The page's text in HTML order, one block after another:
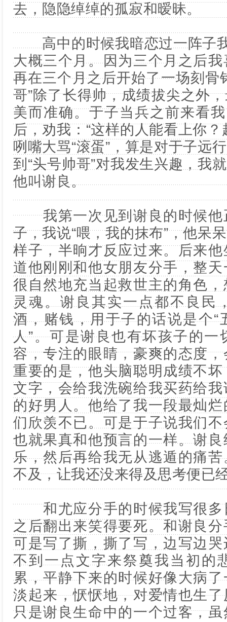
去，隐隐绰绰的孤寂和暧昧。
高中的时候我暗恋过一阵子我
大概三个月。因为三个月之后
再在三个月之后开始了一场刻骨
哥”除了长得帅，成绩拔尖之外
美而准确。于子当兵之前来看
后，劝我：“这样的人能看上你
咧嘴大骂“滚蛋”，算是对于子远
到“头号帅哥”对我发生兴趣，我
他叫谢良。
我第一次见到谢良的时候他
子，我说“喂，我的抹布”，他呆
样子，半晌才反应过来。后来
道他刚刚和他女朋友分手，整
很自然地充当起救世主的角色
灵魂。谢良其实一点都不良民
酒，赌钱，用于子的话说是个“
人”。可是谢良也有坏孩子的一
容，专注的眼睛，豪爽的态度
重要的是，他头脑聪明成绩不
文字，会给我洗碗给我买药给
的好男人。他给了我一段最灿
们欣羡不已。可是于子说我们
也就果真和他预言的一样。谢
乐，然后再给我无从逃遁的痛
不及，让我还没来得及思考便已
和尤应分手的时候我写很多
之后翻出来笑得要死。和谢良
可是写了撕，撕了写，边写边
不到一点文字来祭奠我当初的
累，平静下来的时候好像大病
淡起来，恹恹地，对爱情也生
只是谢良生命中的一个过客，